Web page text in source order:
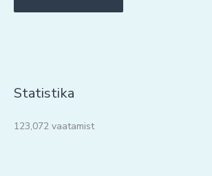
Statistika
123,072 vaatamist